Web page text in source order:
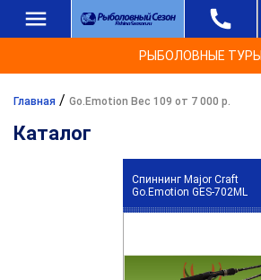
РЫБОЛОВНЫЕ ТУРЫ
Главная / Go.Emotion Вес 109 от 7 000 р.
Каталог
Спиннинг Major Craft
Go.Emotion GES-702ML